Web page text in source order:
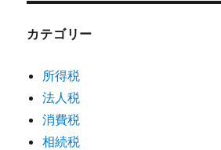
カテゴリー
所得税
法人税
消費税
相続税